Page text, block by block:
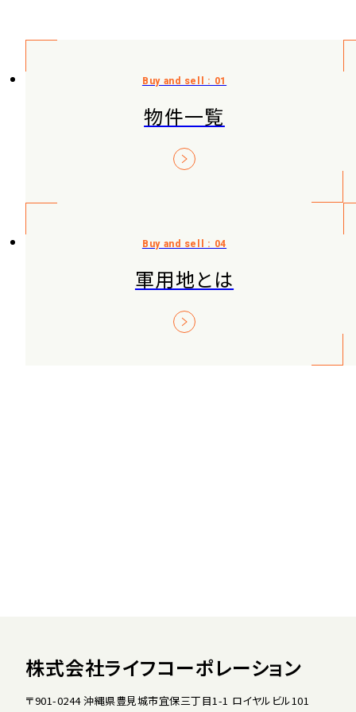
物件一覧
軍用地とは
株式会社ライフコーポレーション
〒901-0244 沖縄県豊見城市宜保三丁目1-1 ロイヤルビル101